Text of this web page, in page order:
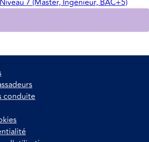
Niveau 7 (Master, Ingénieur, BAC+5)
conduite